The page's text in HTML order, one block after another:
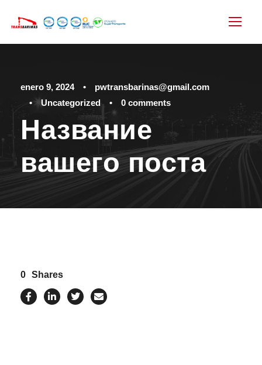
enero 9, 2024 •
pwtransbarinas@gmail.com
•
Uncategorized • 0 comments
Название
вашего поста
0 Shares